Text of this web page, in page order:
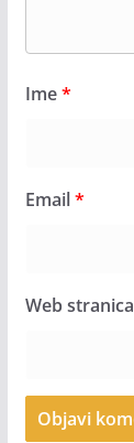
Ime*
Email*
Web stranica